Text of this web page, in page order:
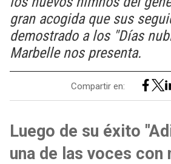
gran acogida que sus
demostrado a los "Días
Marbelle nos presenta.
Compartir en:
Luego de su éxito
una de las voces con